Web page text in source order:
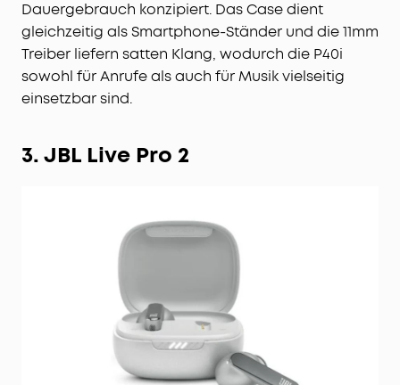
2-IN-1 LADECASE UND SMARTPHONE-HALTER: Die
kabellosen soundcore P40i Earbuds verfügen über
ein einzigartiges Ladecase, das gleichzeitig als
Smartphone-Ständer dient, damit du deine
Lieblingssendungen freihändig genießen kannst.
Dieses multifunktionale Design verbessert dein
Dauergebrauch konzipiert. Das Case dient
gleichzeitig als Smartphone-Ständer und die 11mm
Treiber liefern satten Klang, wodurch die P40i
sowohl für Anrufe als auch für Musik vielseitig
einsetzbar sind.
3. JBL Live Pro 2